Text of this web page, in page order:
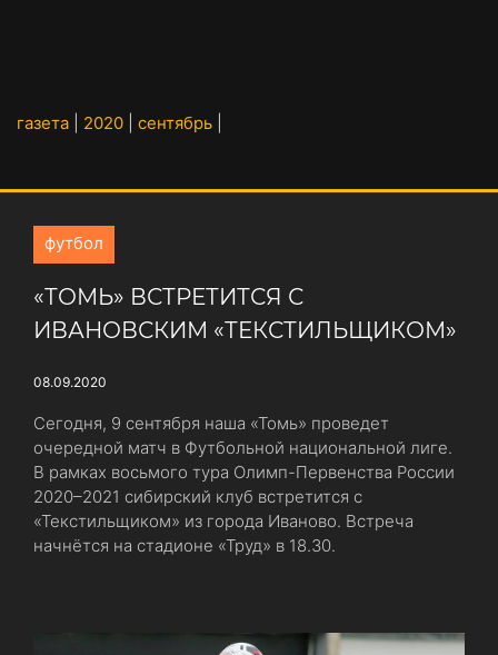
газета 2020 сентябрь
футбол
«ТОМЬ» ВСТРЕТИТСЯ С
ИВАНОВСКИМ «ТЕКСТИЛЬЩИКОМ»
08.09.2020
Сегодня, 9 сентября наша «Томь» проведет
очередной матч в Футбольной национальной лиге.
В рамках восьмого тура Олимп-Первенства России
2020–2021 сибирский клуб встретится с
«Текстильщиком» из города Иваново. Встреча
начнётся на стадионе «Труд» в 18.30.